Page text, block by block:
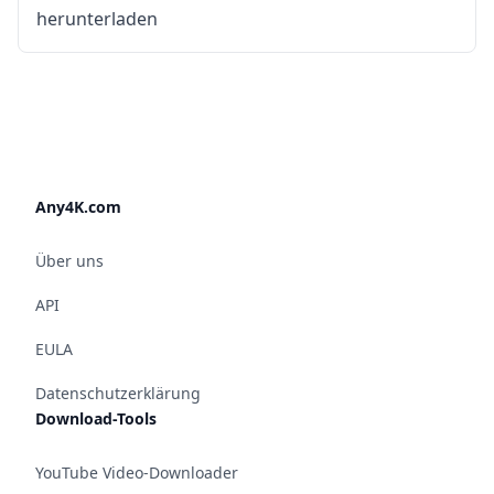
herunterladen
Any4K.com
Über uns
API
EULA
Datenschutzerklärung
Download-Tools
YouTube Video-Downloader